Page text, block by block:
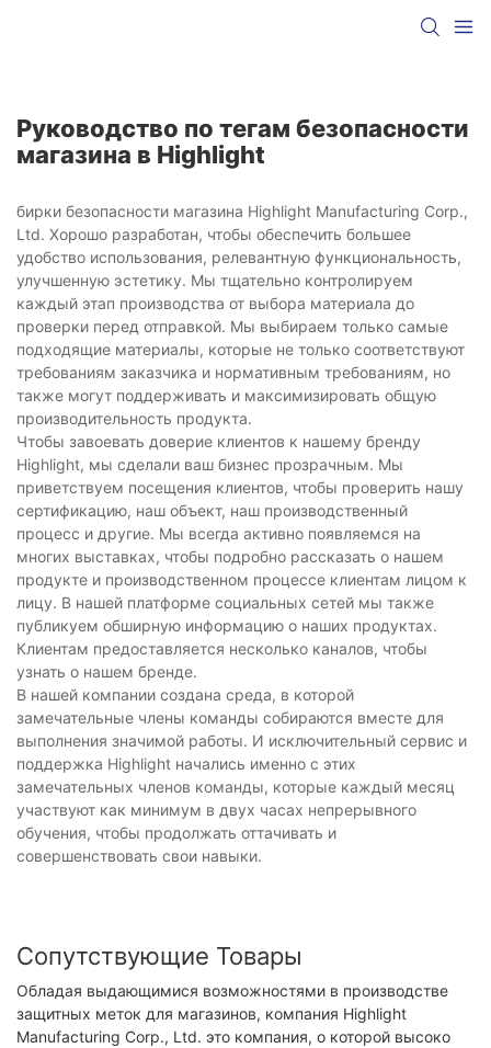
Руководство по тегам безопасности
магазина в Highlight
бирки безопасности магазина Highlight Manufacturing Corp.,
Ltd. Хорошо разработан, чтобы обеспечить большее
удобство использования, релевантную функциональность,
улучшенную эстетику. Мы тщательно контролируем
каждый этап производства от выбора материала до
проверки перед отправкой. Мы выбираем только самые
подходящие материалы, которые не только соответствуют
требованиям заказчика и нормативным требованиям, но
также могут поддерживать и максимизировать общую
производительность продукта.
Чтобы завоевать доверие клиентов к нашему бренду
Highlight, мы сделали ваш бизнес прозрачным. Мы
приветствуем посещения клиентов, чтобы проверить нашу
сертификацию, наш объект, наш производственный
процесс и другие. Мы всегда активно появляемся на
многих выставках, чтобы подробно рассказать о нашем
продукте и производственном процессе клиентам лицом к
лицу. В нашей платформе социальных сетей мы также
публикуем обширную информацию о наших продуктах.
Клиентам предоставляется несколько каналов, чтобы
узнать о нашем бренде.
В нашей компании создана среда, в которой
замечательные члены команды собираются вместе для
выполнения значимой работы. И исключительный сервис и
поддержка Highlight начались именно с этих
замечательных членов команды, которые каждый месяц
участвуют как минимум в двух часах непрерывного
обучения, чтобы продолжать оттачивать и
совершенствовать свои навыки.
Сопутствующие Товары
Обладая выдающимися возможностями в производстве
защитных меток для магазинов, компания Highlight
Manufacturing Corp., Ltd. это компания, о которой высоко